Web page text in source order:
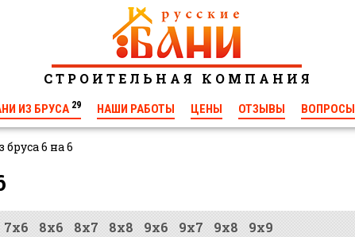
С Т Р О И Т Е Л Ь Н А Я К О М П А Н И Я
ИЗ БРУСА 29 НАШИ РАБОТЫ ЦЕНЫ ОТЗЫВЫ ВОПРОСЫ
6 на 6
7х6 8х6 8х7 8х8 9х6 9х7 9х8
9х9